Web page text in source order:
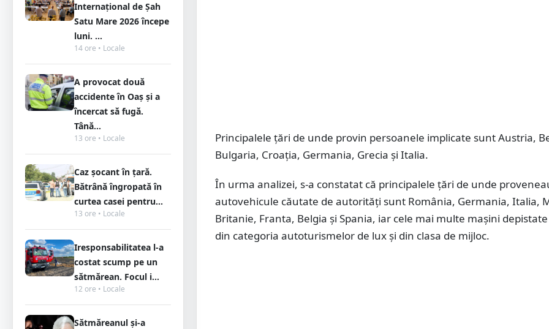
Internațional de Șah
Satu Mare 2026 începe
luni. ...
14 ore • Locale
A provocat două
accidente în Oaș și a
încercat să fugă.
Tână...
13 ore • Locale
Caz șocant în țară.
Bătrână îngropată în
curtea casei pentru...
13 ore • Locale
Iresponsabilitatea l-a
costat scump pe un
sătmărean. Focul i...
12 ore • Locale
Sătmăreanul și-a
Principalele țări de unde provin persoanele implicate sunt Austria,
Bulgaria, Croația, Germania, Grecia și Italia.
În urma analizei, s-a constatat că principalele ţări de unde
autovehicule căutate de autorităţi sunt România, Germania, Italia,
Britanie, Franta, Belgia și Spania, iar cele mai multe maşini
din categoria autoturismelor de lux şi din clasa de mijloc.